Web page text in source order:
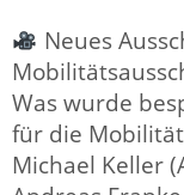
Neues
Was wurde
für die
Michael Keller